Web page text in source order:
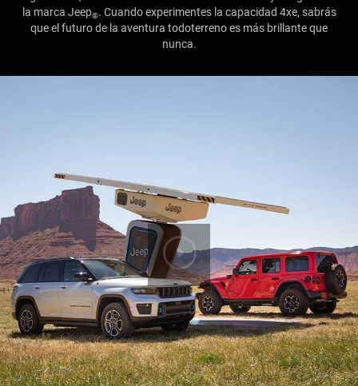
la marca Jeep®. Cuando experimentes la capacidad 4xe, sabrás
que el futuro de la aventura todoterreno es más brillante que
nunca.
Play
Video